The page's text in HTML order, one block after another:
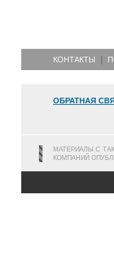
КОНТАКТЫ
ОБРАТНАЯ
МАТЕРИАЛЫ С
КОМПАНИЙ